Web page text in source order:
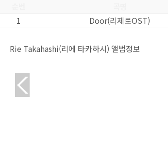
1
Door(리제로OST)
Rie Takahashi(리에 타카하시) 앨범정보